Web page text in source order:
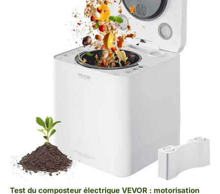
Test du composteur électrique VEVOR : motorisation